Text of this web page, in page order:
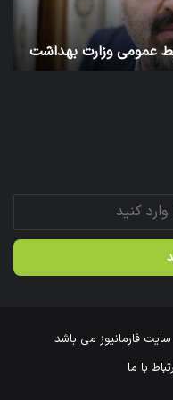
عمومی وزارت بهداشت
فارمانیوز می باشد
با ما